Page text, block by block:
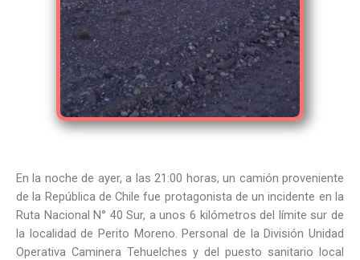
En la noche de ayer, a las 21:00 horas, un camión proveniente
de la República de Chile fue protagonista de un incidente en la
Ruta Nacional N° 40 Sur, a unos 6 kilómetros del límite sur de
la localidad de Perito Moreno. Personal de la División Unidad
Operativa Caminera Tehuelches y del puesto sanitario local